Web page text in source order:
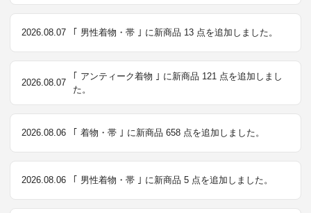
2026.08.07 ｢ 男性着物・帯 ｣ に新商品 13 点を追加しました。
2026.08.07
｢ アンティーク着物 ｣ に新商品 121 点を追加しまし
た。
2026.08.06 ｢ 着物・帯 ｣ に新商品 658 点を追加しました。
2026.08.06 ｢ 男性着物・帯 ｣ に新商品 5 点を追加しました。